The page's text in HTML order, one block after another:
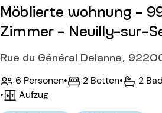
Möblierte wohnung -
Zimmer - Neuilly-sur-
Rue du Général Delanne,
6 Personen• 2 Betten• 2
•
Aufzug